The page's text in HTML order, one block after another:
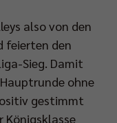
also von den
feierten den
Sieg. Damit
ohne
gestimmt
Königsklasse